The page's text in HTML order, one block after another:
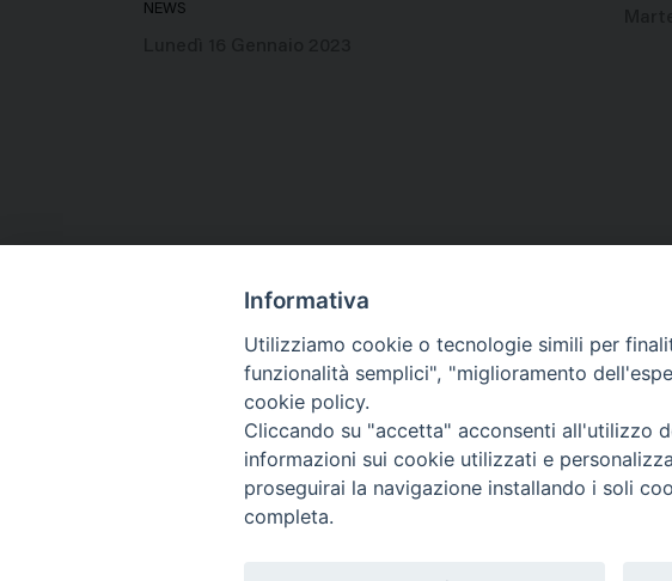
NEWS
Informativa
Utilizziamo cookie o tecnologie simili per
funzionalità semplici", "miglioramento
cookie policy.
Cliccando su "accetta" acconsenti all'utilizzo
informazioni sui cookie utilizzati e
proseguirai la navigazione installando i soli
completa.